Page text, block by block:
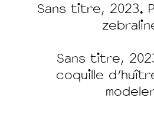
Sans titre, 2023.
Sans titre,
coquille